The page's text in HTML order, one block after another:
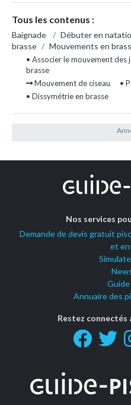
Tous les contenus :
Baignade / Débuter en
brasse / Mouvements en
• Associer le mouvement des
brasse
Mouvement de ciseau
•
• Dissymétrie en brasse
Nos services
Demande de devis gratuit
et
Annuaire des
Restez connectés